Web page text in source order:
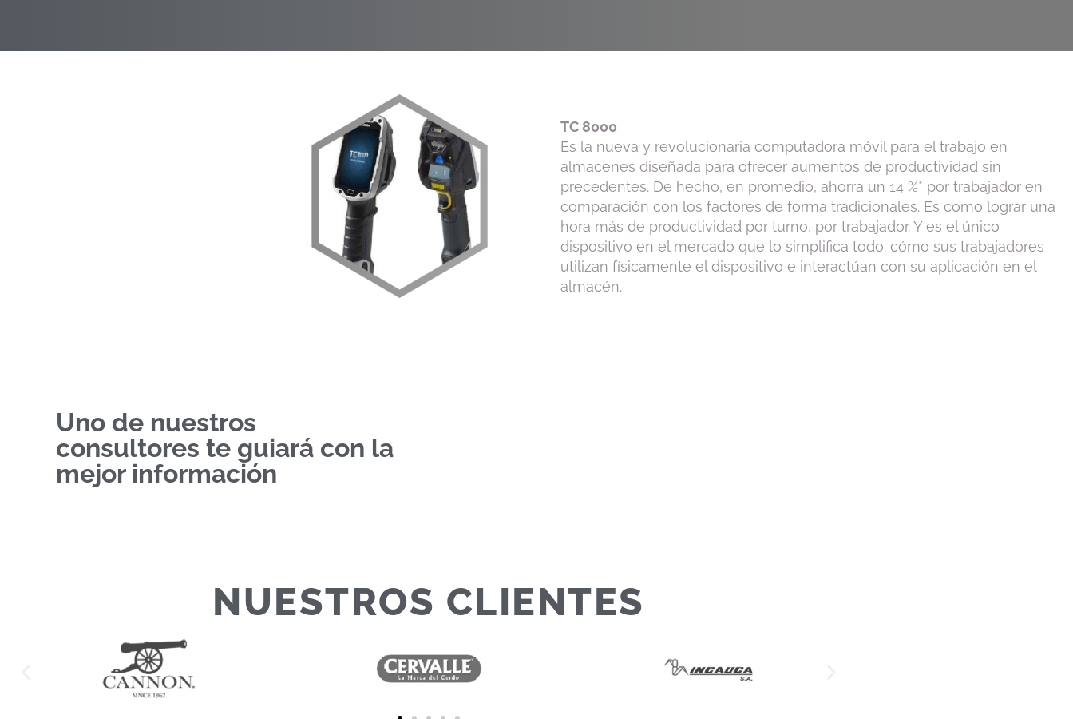
TC 8000
Es la nueva y revolucionaria computadora móvil para el trabajo en
almacenes diseñada para ofrecer aumentos de productividad sin
precedentes. De hecho, en promedio, ahorra un 14 %* por trabajador en
comparación con los factores de forma tradicionales. Es como lograr una
hora más de productividad por turno, por trabajador. Y es el único
dispositivo en el mercado que lo simplifica todo: cómo sus trabajadores
utilizan físicamente el dispositivo e interactúan con su aplicación en el
almacén.
Uno de nuestros
consultores te guiará con la
mejor información
NUESTROS CLIENTES